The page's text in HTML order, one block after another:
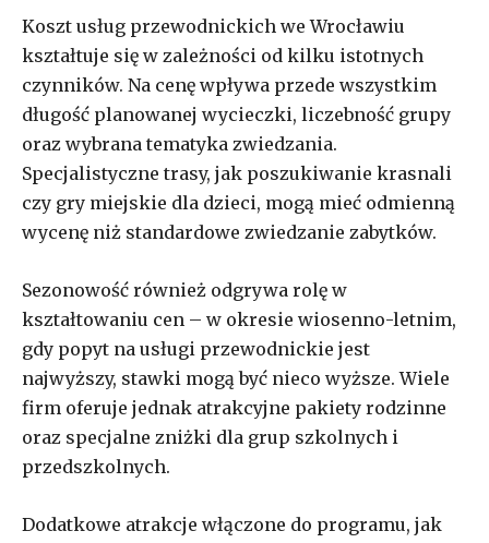
Koszt usług przewodnickich we Wrocławiu
kształtuje się w zależności od kilku istotnych
czynników. Na cenę wpływa przede wszystkim
długość planowanej wycieczki, liczebność grupy
oraz wybrana tematyka zwiedzania.
Specjalistyczne trasy, jak poszukiwanie krasnali
czy gry miejskie dla dzieci, mogą mieć odmienną
wycenę niż standardowe zwiedzanie zabytków.
Sezonowość również odgrywa rolę w
kształtowaniu cen – w okresie wiosenno-letnim,
gdy popyt na usługi przewodnickie jest
najwyższy, stawki mogą być nieco wyższe. Wiele
firm oferuje jednak atrakcyjne pakiety rodzinne
oraz specjalne zniżki dla grup szkolnych i
przedszkolnych.
Dodatkowe atrakcje włączone do programu, jak